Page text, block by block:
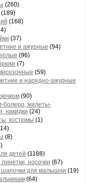
(260)
(189)
(168)
(37)
и ажурные (94)
(96)
(7)
(59)
и нарядно-ажурные
(90)
болеро, жилеты-
накидки (24)
костюмы (1)
(8)
детей (1188)
носочки (67)
шапочки для малышни (19)
(64)